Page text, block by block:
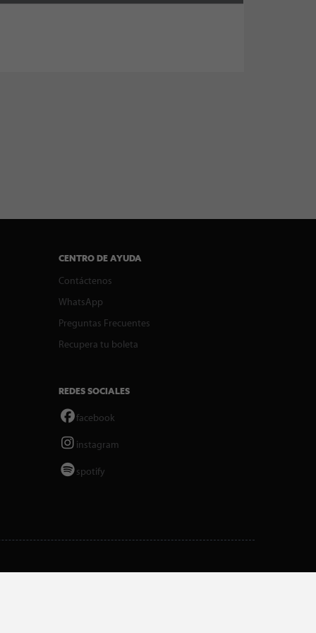
CENTRO DE AYUDA
Contáctenos
WhatsApp
Preguntas Frecuentes
Recupera tu boleta
REDES SOCIALES
facebook
instagram
spotify